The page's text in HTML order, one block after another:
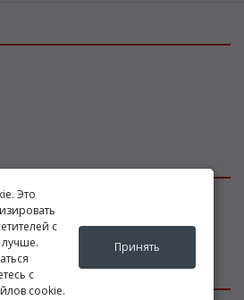
Это
с
лучше.
с
cookie.
Принять